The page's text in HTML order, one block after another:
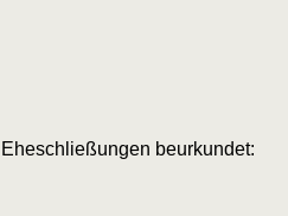
beurkundet: